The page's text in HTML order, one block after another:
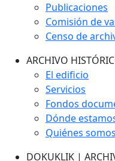
Publicaciones
Comisión de
Censo de
ARCHIVO
El edificio
Servicios
Fondos
Dónde
Quiénes somos
DOKUKLIK |